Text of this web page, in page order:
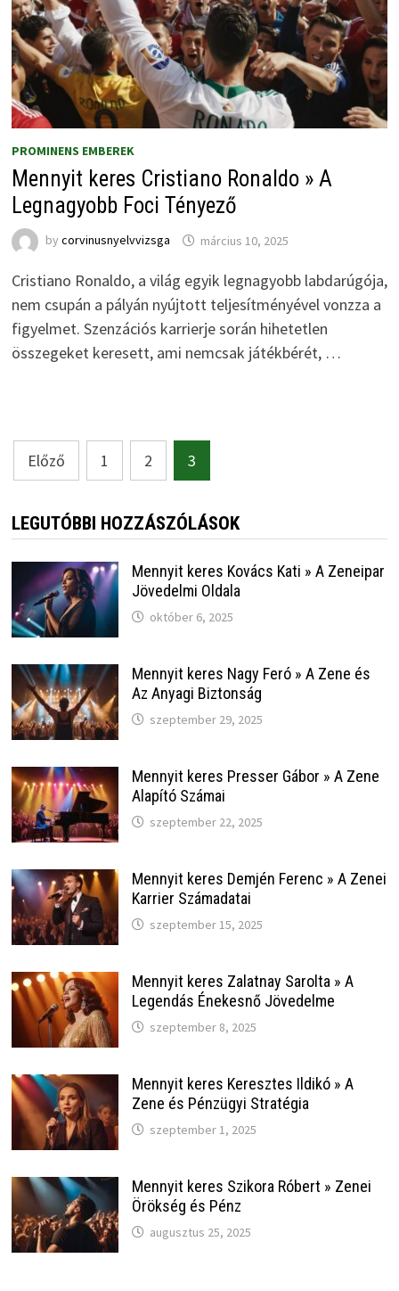
PROMINENS EMBEREK
Mennyit keres Cristiano Ronaldo » A
Legnagyobb Foci Tényező
by corvinusnyelvvizsga március 10, 2025
Cristiano Ronaldo, a világ egyik legnagyobb labdarúgója,
nem csupán a pályán nyújtott teljesítményével vonzza a
figyelmet. Szenzációs karrierje során hihetetlen
összegeket keresett, ami nemcsak játékbérét, …
Bejegyzések
lapozása
Előző 1 2 3
LEGUTÓBBI HOZZÁSZÓLÁSOK
Mennyit keres Kovács Kati » A Zeneipar
Jövedelmi Oldala
október 6, 2025
Mennyit keres Nagy Feró » A Zene és
Az Anyagi Biztonság
szeptember 29, 2025
Mennyit keres Presser Gábor » A Zene
Alapító Számai
szeptember 22, 2025
Mennyit keres Demjén Ferenc » A Zenei
Karrier Számadatai
szeptember 15, 2025
Mennyit keres Zalatnay Sarolta » A
Legendás Énekesnő Jövedelme
szeptember 8, 2025
Mennyit keres Keresztes Ildikó » A
Zene és Pénzügyi Stratégia
szeptember 1, 2025
Mennyit keres Szikora Róbert » Zenei
Örökség és Pénz
augusztus 25, 2025